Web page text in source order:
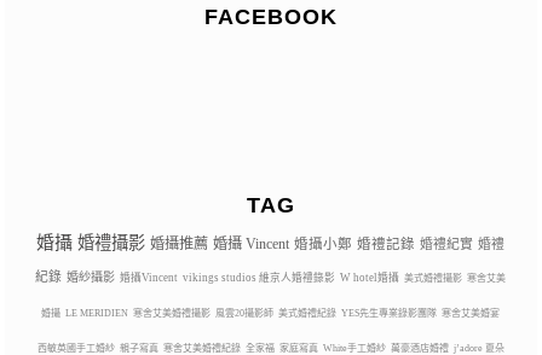
FACEBOOK
TAG
婚攝 婚禮攝影 婚攝推薦 婚攝 Vincent 婚攝小鄭 婚禮記錄 婚禮紀實 婚禮
紀錄 婚紗攝影 婚攝Vincent vikings studios 維京人婚禮錄影 W hotel婚攝 美式婚禮攝影 寒舍艾美
婚攝 LE MERIDIEN 寒舍艾美婚禮攝影 風雲20攝影師 美式婚禮紀錄 YES先生專業錄影團隊 寒舍艾美婚宴
西敏英國手工婚紗 親子寫真 寒舍艾美婚禮紀錄 全家福 家庭寫真 White手工婚紗 萬豪酒店婚禮 j’adore 夏朵